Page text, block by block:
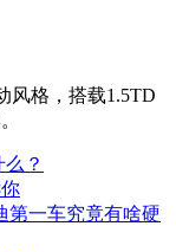
风格，搭载1.5TD
？
第一车究竟有啥硬